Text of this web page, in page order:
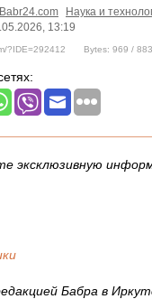
Babr24.com Наука и
13:19
?IDE=292412 Bytes: 969 / 883
эксклюзивную
Бабра в